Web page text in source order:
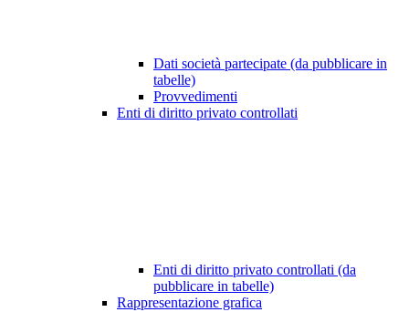
Dati società partecipate (da pubblicare in
tabelle)
Provvedimenti
Enti di diritto privato controllati
Enti di diritto privato controllati (da
pubblicare in tabelle)
Rappresentazione grafica